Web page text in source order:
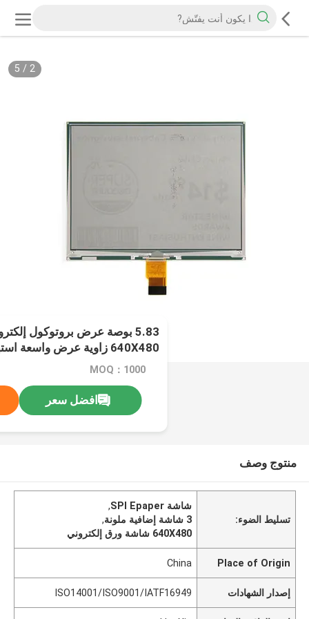
2
/
5
5.83 بوصة عرض بروتوكول
640X480 زاوية عرض واسعة استهلاك أقل SPI 3 لون
MOQ：1000
افضل سعر
منتوج وصف
تسليط الضوء:
شاشة SPI Epaper
,
3 شاشة إضافية ملونة
,
640X480 شاشة ورق إلكتروني
Place of Origin
China
إصدار الشهادات ISO14001/ISO9001/IATF16949